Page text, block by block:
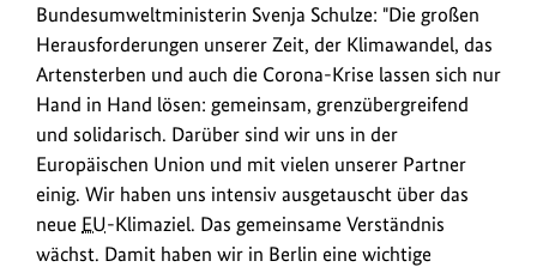
und
-
minister
unter
anderem
beraten,
wie
eine
Anhebung
Bundesumweltministerin Svenja Schulze: "Die großen
Herausforderungen unserer Zeit, der Klimawandel, das
Artensterben und auch die Corona-Krise lassen sich nur
Hand in Hand lösen: gemeinsam, grenzübergreifend
und solidarisch. Darüber sind wir uns in der
Europäischen Union und mit vielen unserer Partner
einig. Wir haben uns intensiv ausgetauscht über das
neue EU-Klimaziel. Das gemeinsame Verständnis
wächst. Damit haben wir in Berlin eine wichtige